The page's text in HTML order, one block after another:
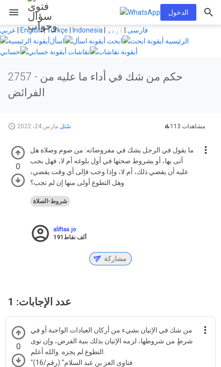
menu الدخول
عربي English|Türkçe Indonesia فارسی
اردو
الرئيسية
ابحث
اسأل
نقاشات
حسابي
2757 - حكم من شك في أداء ما عليه من
الفرائض
سُئل مارس 24، 2022 113 مشاهدات
0
ما يقول في الرجل يشك في مفروضاته: من صوم وصلاة هل
أتى بها، أو بشروط صحتها في أول بلوغه أم لا، فهل بجب
عليه أن يقضي ذلك، أم لا، وإذا وجب فإلى أي وقت يقضي،
وهل التطوع أولى منها إن لم تجب؟
شروط-الصلاة
aliftaa.jo
191ألفنقاط
مشاركة
عدد الإجابات: 1
0
من شك في الإتيان بشيء من أركان العبادات الواجبة أو في
شرطٍ من شروطها، لزمه الإتيان بذلك بنية الفرض، وإن نوى
"فتاوى العز بن عبد السلام" (رقم/16)